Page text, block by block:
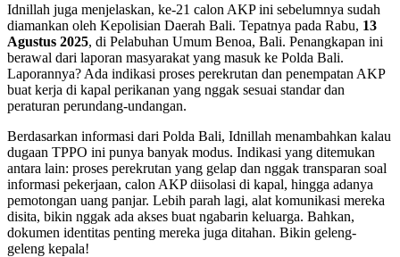
Idnillah juga menjelaskan, ke-21 calon AKP ini sebelumnya sudah
diamankan oleh Kepolisian Daerah Bali. Tepatnya pada Rabu, 13
Agustus 2025, di Pelabuhan Umum Benoa, Bali. Penangkapan ini
berawal dari laporan masyarakat yang masuk ke Polda Bali.
Laporannya? Ada indikasi proses perekrutan dan penempatan AKP
buat kerja di kapal perikanan yang nggak sesuai standar dan
peraturan perundang-undangan.
Berdasarkan informasi dari Polda Bali, Idnillah menambahkan kalau
dugaan TPPO ini punya banyak modus. Indikasi yang ditemukan
antara lain: proses perekrutan yang gelap dan nggak transparan soal
informasi pekerjaan, calon AKP diisolasi di kapal, hingga adanya
pemotongan uang panjar. Lebih parah lagi, alat komunikasi mereka
disita, bikin nggak ada akses buat ngabarin keluarga. Bahkan,
dokumen identitas penting mereka juga ditahan. Bikin geleng-
geleng kepala!